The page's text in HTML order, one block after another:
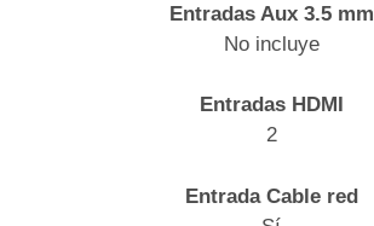
Entradas Aux 3.5 mm
No incluye
Entradas HDMI
2
Entrada Cable red